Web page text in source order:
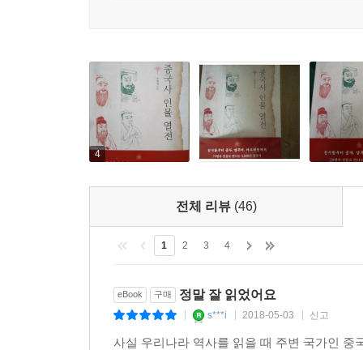
4
전체 리뷰 (46)
1 2 3 4
eBook 구매 정말 잘 읽었어요
s***i 2018-05-03 신고
사실 우리나라 역사를 읽을 때 주변 국가인